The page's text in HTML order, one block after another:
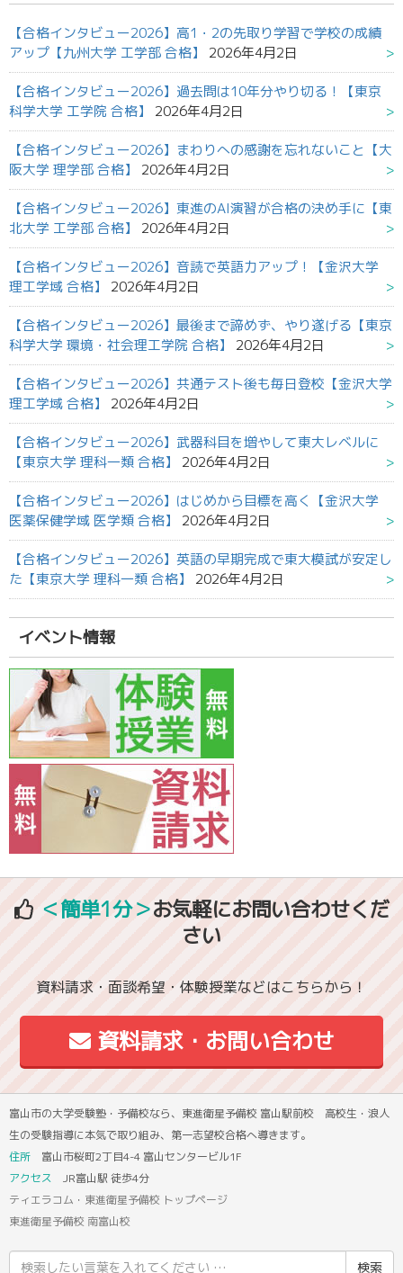
【合格インタビュー2026】高1・2の先取り学習で学校の成績
アップ【九州大学 工学部 合格】
2026年4月2日
【合格インタビュー2026】過去問は10年分やり切る！【東京
科学大学 工学院 合格】
2026年4月2日
【合格インタビュー2026】まわりへの感謝を忘れないこと【大
阪大学 理学部 合格】
2026年4月2日
【合格インタビュー2026】東進のAI演習が合格の決め手に【東
北大学 工学部 合格】
2026年4月2日
【合格インタビュー2026】音読で英語力アップ！【金沢大学
理工学域 合格】
2026年4月2日
【合格インタビュー2026】最後まで諦めず、やり遂げる【東京
科学大学 環境・社会理工学院 合格】
2026年4月2日
【合格インタビュー2026】共通テスト後も毎日登校【金沢大学
理工学域 合格】
2026年4月2日
【合格インタビュー2026】武器科目を増やして東大レベルに
【東京大学 理科一類 合格】
2026年4月2日
【合格インタビュー2026】はじめから目標を高く【金沢大学
医薬保健学域 医学類 合格】
2026年4月2日
【合格インタビュー2026】英語の早期完成で東大模試が安定し
た【東京大学 理科一類 合格】
2026年4月2日
イベント情報
＜簡単1分＞お気軽にお問い合わせくだ
さい
資料請求・面談希望・体験授業などはこちらから！
資料請求・お問い合わせ
富山市の大学受験塾・予備校なら、東進衛星予備校 富山駅前校 高校生・浪人
生の受験指導に本気で取り組み、第一志望校合格へ導きます。
住所 富山市桜町2丁目4-4 富山センタービル1F
アクセス JR富山駅 徒歩4分
ティエラコム・東進衛星予備校 トップページ
東進衛星予備校 南富山校